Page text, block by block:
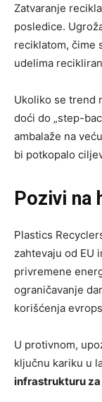
Zatvaranje
posledice.
reciklatom, čime
udelima
Ukoliko se trend
doći do „step-
ambalaže na
bi potkopalo
Pozivi na
Plastics
zahtevaju od EU
privremene
ograničavanje
korišćenja
U protivnom,
ključnu kariku u
infrastrukturu